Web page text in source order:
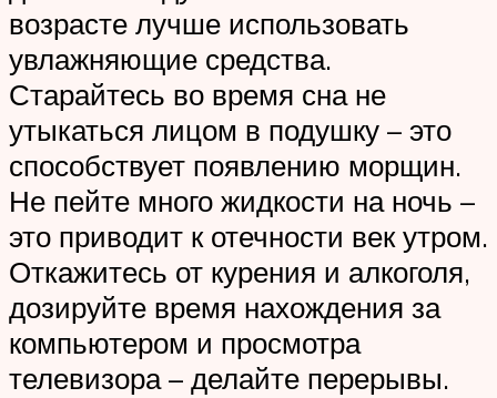
возрасте лучше использовать
увлажняющие средства.
Старайтесь во время сна не
утыкаться лицом в подушку – это
способствует появлению морщин.
Не пейте много жидкости на ночь –
это приводит к отечности век утром.
Откажитесь от курения и алкоголя,
дозируйте время нахождения за
компьютером и просмотра
телевизора – делайте перерывы.